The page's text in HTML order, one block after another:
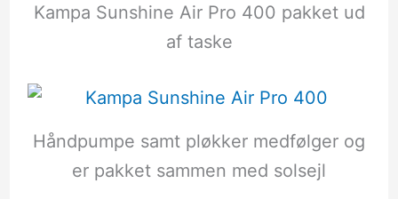
Kampa Sunshine Air Pro 400 pakket ud
af taske
Håndpumpe samt pløkker medfølger og
er pakket sammen med solsejl